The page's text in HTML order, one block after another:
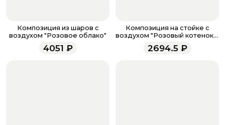
звоните по номеру телефона
8 (927) 936-71-86
напишите WhatsApp +7 937 333-66-53. Наши
менеджеры работают ежедневно с 9.00 до 23.00 и
всегда рады проконсультировать вас.
Композиция из шаров с
воздухом "Розовое облако"
4051 ₽
Композиция на стойке с
воздухом "Розовый котенок в
2694.5₽